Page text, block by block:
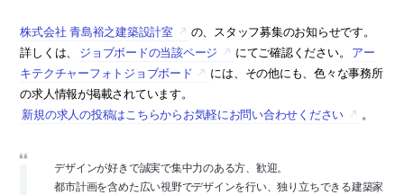
株式会社 青島裕之建築設計室
の、スタッフ募集のお知らせです。
詳しくは、
ジョブボードの当該ページ にてご確認ください。 アー
キテクチャーフォトジョブボード
には、その他にも、色々な事務所
の求人情報が掲載されています。
新規の求人の投稿はこちらからお気軽にお問い合わせください
。
デザインが好きで誠実で集中力のある方、歓迎。
都市計画を含めた広い視野でデザインを行い、独り立ちできる建築家